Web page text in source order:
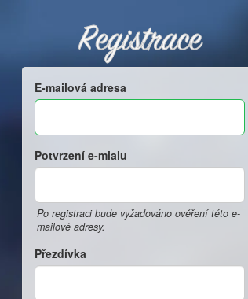
Registrace
E-mailová adresa
Potvrzení e-mialu
Po registraci bude vyžadováno ověření této e-
mailové adresy.
Přezdívka